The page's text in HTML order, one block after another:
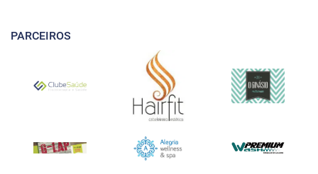
PARCEIROS